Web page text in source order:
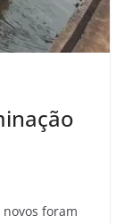
novos foram